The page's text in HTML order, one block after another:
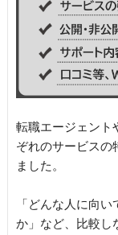
転職エージェント
ぞれのサービスの
ました。
「どんな人に向
か」など、比較し